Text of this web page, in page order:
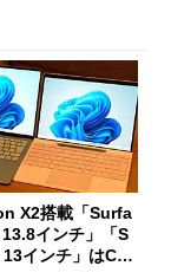
X2搭載「Surfa
インチ」「S
インチ」はCop